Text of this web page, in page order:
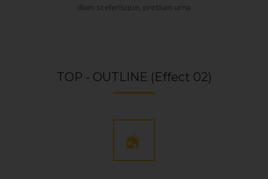
diam scelerisque, pretium urna
TOP - OUTLINE (Effect 02)